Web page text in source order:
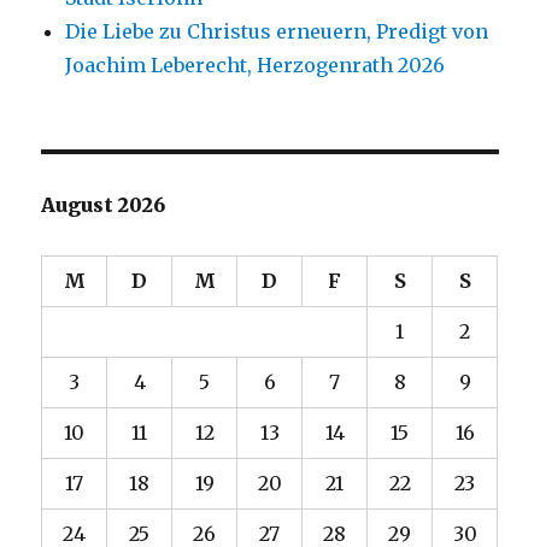
Die Liebe zu Christus erneuern, Predigt von
Joachim Leberecht, Herzogenrath 2026
August 2026
M D M D F S S
1 2
3 4 5 6 7 8 9
10 11 12 13 14 15 16
17 18 19 20 21 22 23
24 25 26 27 28 29 30